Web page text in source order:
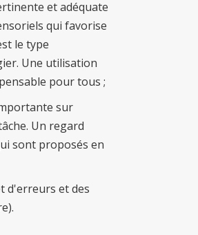
et adéquate
qui favorise
le type
Une utilisation
pour tous ;
sur
Un regard
sont proposés en
d'erreurs et des